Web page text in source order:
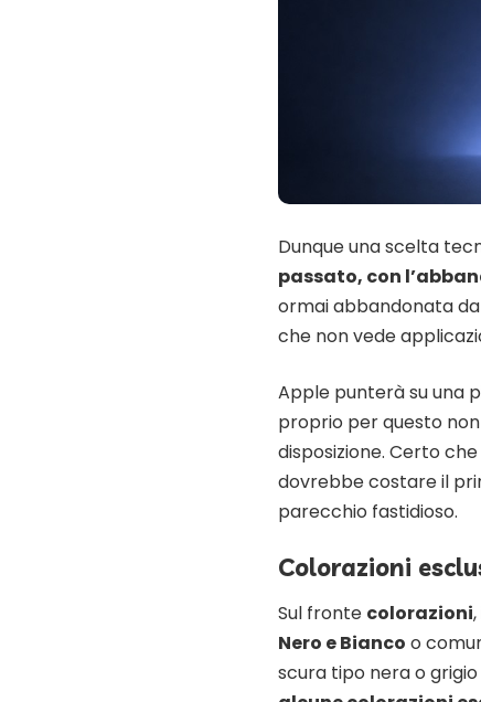
Dunque una scelta
passato, con
ormai abbandonata
che non vede
Apple punterà su una
proprio per questo
disposizione. Certo che
dovrebbe costare il
parecchio fastidioso.
Colorazioni
Sul fronte colorazioni
Nero e Bianco o
scura tipo nera o